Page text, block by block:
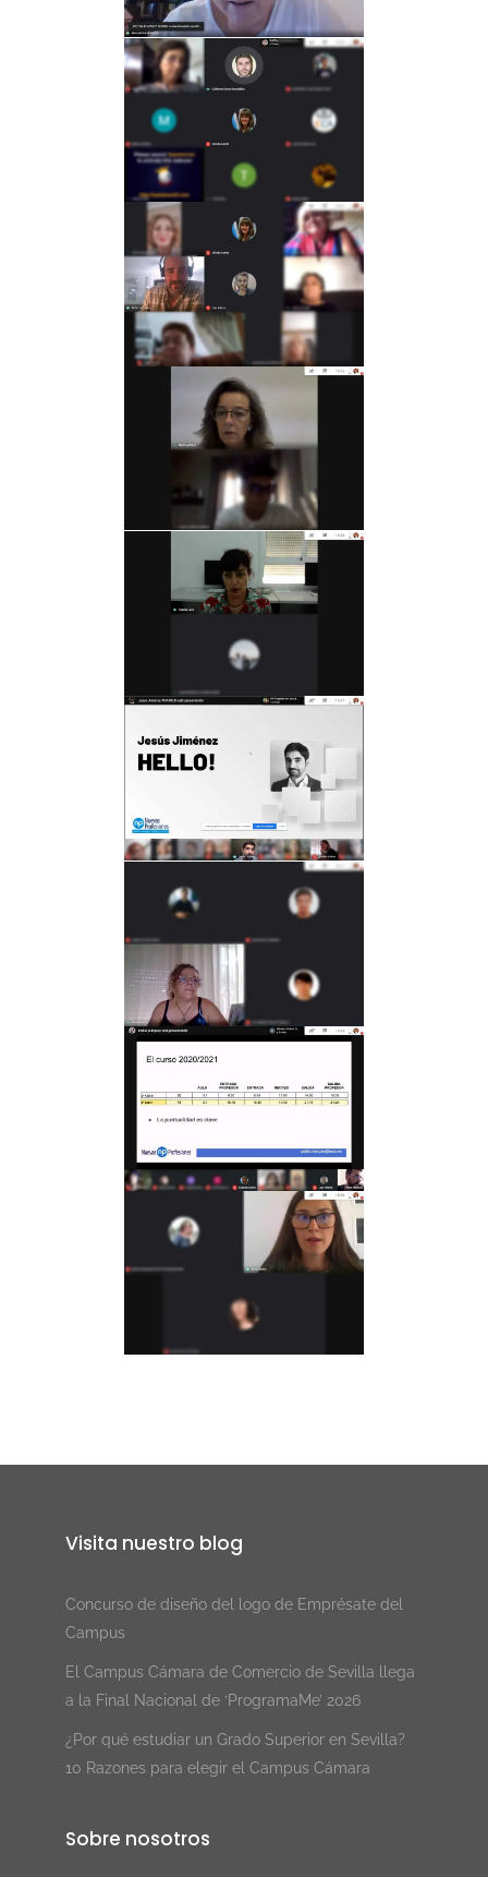
Visita nuestro blog
Concurso de diseño del logo de Emprésate del
Campus
El Campus Cámara de Comercio de Sevilla llega
a la Final Nacional de ‘ProgramaMe’ 2026
¿Por qué estudiar un Grado Superior en Sevilla?
10 Razones para elegir el Campus Cámara
Sobre nosotros